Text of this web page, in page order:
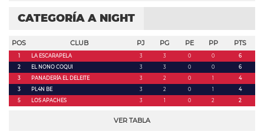
CATEGORÍA A NIGHT
POS CLUB PJ PG PE PP PTS
1 LA ESCARAPELA 3 3 0 0
6
2
EL NONO COQUI 3 3 0 0
6
3
PANADERÍA EL DELEITE 3 2 0 1
4
3
PL4N BE 3 2 0 1
4
5
LOS APACHES 3 1 0 2 2
VER TABLA